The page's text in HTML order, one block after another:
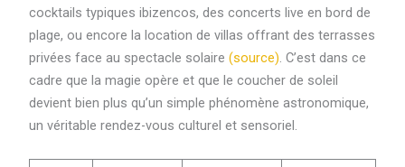
cocktails typiques ibizencos, des concerts live en bord de
plage, ou encore la location de villas offrant des terrasses
privées face au spectacle solaire (source). C’est dans ce
cadre que la magie opère et que le coucher de soleil
devient bien plus qu’un simple phénomène astronomique,
un véritable rendez-vous culturel et sensoriel.